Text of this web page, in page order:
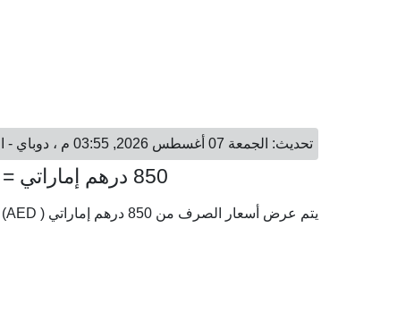
تحديث: الجمعة 07 أغسطس 2026, 03:55 م ، دوباي - الجمعة 07 أغسطس 2026, 02:55 م ، القاهرة
850 درهم إماراتي = 11,521.45 جنيه مصري
يتم عرض أسعار الصرف من 850 درهم إماراتي ( AED) إلى الجنيه المصري ( EGP) وفقا لأحدث أسعار الصرف.